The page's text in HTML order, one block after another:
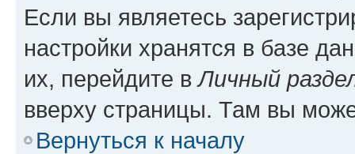
Если вы являетесь
настройки хранятся в базе
их, перейдите вЛичный
вверху страницы. Там вы
Вернуться к началу